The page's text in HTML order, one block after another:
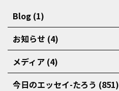
Blog (1)
お知らせ (4)
メディア (4)
今日のエッセイ-たろう (851)